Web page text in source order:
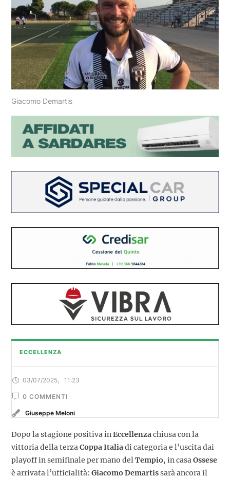
Giacomo Demartis
ECCELLENZA
03/07/2025 11:23
0 COMMENTI
Giuseppe Meloni
Dopo la stagione positiva inEccellenzachiusa con la
vittoria della terzaCoppa Italiadi categoria e l’uscita dai
playoff in semifinale per mano delTempio, in casaOssese
è arrivata l’ufficialità: Giacomo Demartissarà ancora il